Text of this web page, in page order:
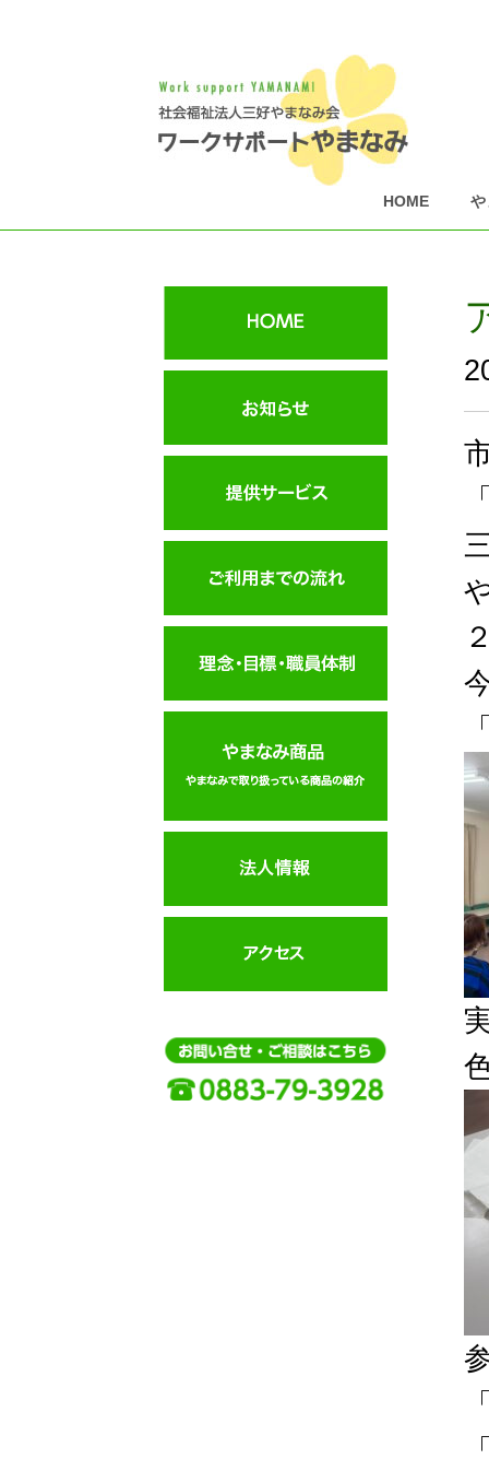
や
HOME